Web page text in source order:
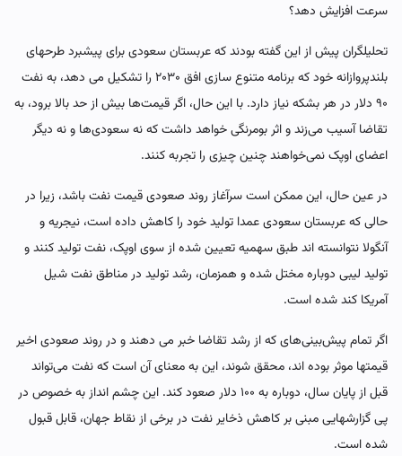
سرعت افزایش دهد؟
تحلیلگران پیش از این گفته بودند که عربستان سعودی برای پیشبرد طرحهای
بلندپروازانه خود که برنامه متنوع سازی افق ۲۰۳۰ را تشکیل می دهد، به نفت
۹۰ دلار در هر بشکه نیاز دارد. با این حال، اگر قیمت‌ها بیش از حد بالا برود، به
تقاضا آسیب می‌زند و اثر بومرنگی خواهد داشت که نه سعودی‌ها و نه دیگر
اعضای اوپک نمی‌خواهند چنین چیزی را تجربه کنند.
در عین حال، این ممکن است سرآغاز روند صعودی قیمت نفت باشد، زیرا در
حالی که عربستان سعودی عمدا تولید خود را کاهش داده است، نیجریه و
آنگولا نتوانسته اند طبق سهمیه تعیین شده از سوی اوپک، نفت تولید کنند و
تولید لیبی دوباره مختل شده و همزمان، رشد تولید در مناطق نفت شیل
آمریکا کند شده است.
اگر تمام پیش‌بینی‌های که از رشد تقاضا خبر می دهند و در روند صعودی اخیر
قیمتها موثر بوده اند، محقق شوند، این به معنای آن است که نفت می‌تواند
قبل از پایان سال، دوباره به ۱۰۰ دلار صعود کند. این چشم انداز به خصوص در
پی گزارشهایی مبنی بر کاهش ذخایر نفت در برخی از نقاط جهان، قابل قبول
شده است.